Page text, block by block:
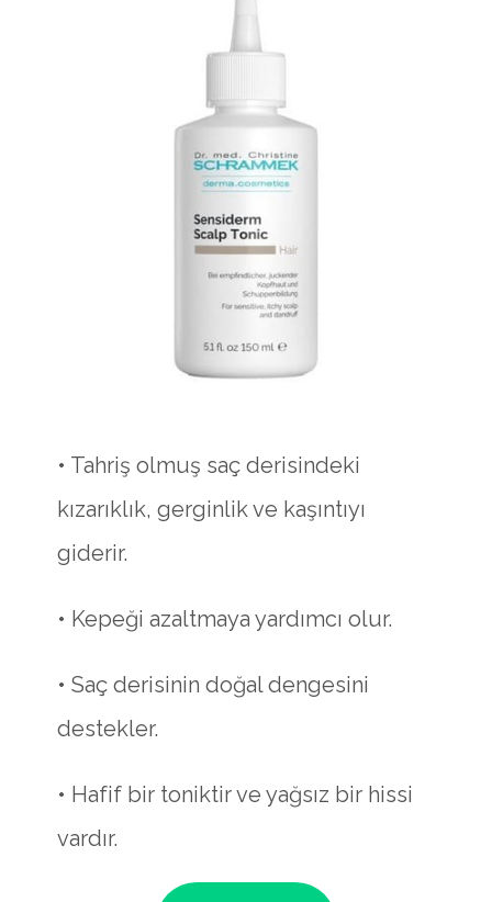
• Tahriş olmuş saç derisindeki
kızarıklık, gerginlik ve kaşıntıyı
giderir.
• Kepeği azaltmaya yardımcı olur.
• Saç derisinin doğal dengesini
destekler.
• Hafif bir toniktir ve yağsız bir hissi
vardır.